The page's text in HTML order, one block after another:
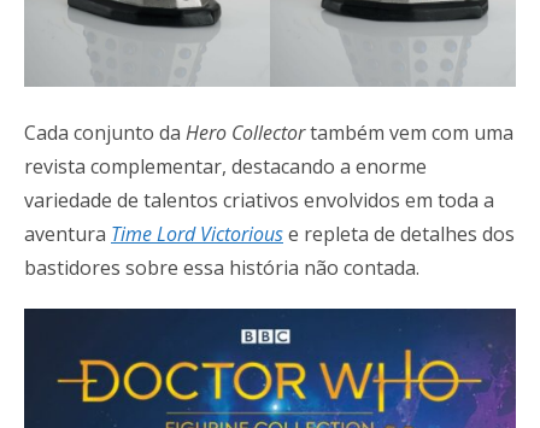
Cada conjunto da Hero Collectortambém vem com uma
revista complementar, destacando a enorme
variedade de talentos criativos envolvidos em toda a
aventura Time Lord Victoriouse repleta de detalhes dos
bastidores sobre essa história não contada.